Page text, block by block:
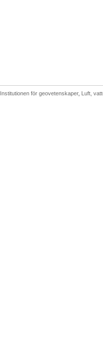
Institutionen för geovetenskaper, Luft,